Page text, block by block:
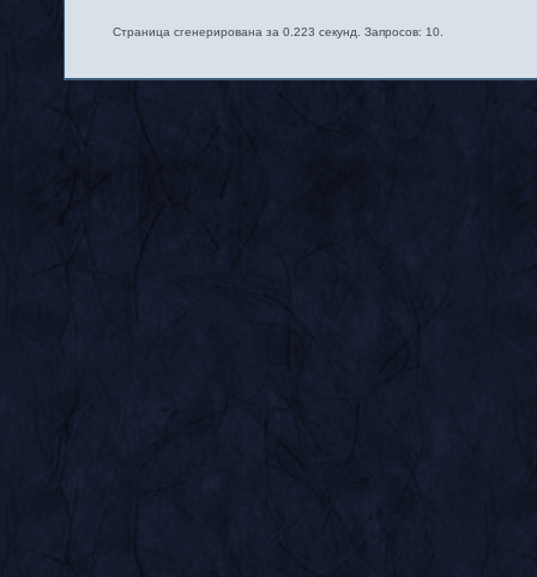
Страница сгенерирована за 0.223 секунд. Запросов: 10.